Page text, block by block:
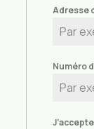
Adresse
Numéro